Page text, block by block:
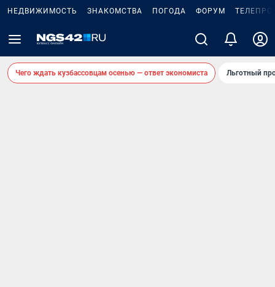
НЕДВИЖИМОСТЬ ЗНАКОМСТВА ПОГОДА ФОРУМ
Чего ждать кузбассовцам осенью — ответ экономиста Льготный